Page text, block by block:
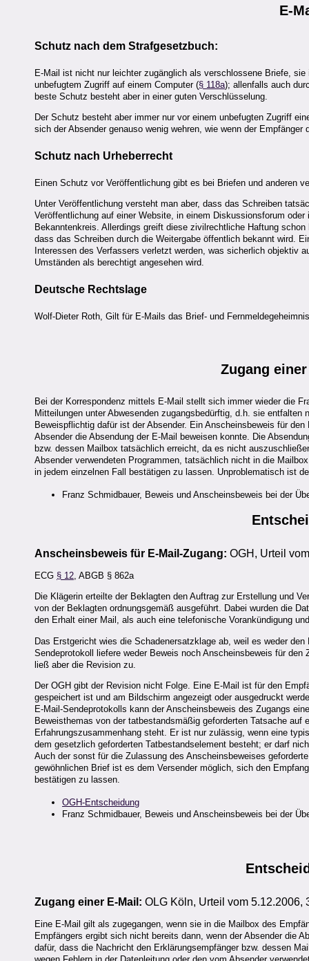
E-
Schutz nach dem Strafgesetzbuch:
E-Mail ist nicht nur leichter zugänglich als verschlossene Briefe,
unbefugtem Zugriff auf einem Computer (§ 118a); allenfalls auch
beste Schutz besteht aber in einer guten Verschlüsselung.
Der Schutz besteht aber immer nur vor einem unbefugten Zugriff
sich der Absender genauso wenig wehren, wie wenn der
Schutz nach Urheberrecht
Einen Schutz vor Veröffentlichung gibt es bei Briefen und anderen
Unter Veröffentlichung versteht man aber, dass das Schreiben
Veröffentlichung auf einer Website, in einem Diskussionsforum
Bekanntenkreis. Allerdings greift diese zivilrechtliche Haftung
dass das Schreiben durch die Weitergabe öffentlich bekannt wird.
Interessen des Verfassers verletzt werden, was sicherlich objektiv
Umständen als berechtigt angesehen wird.
Deutsche Rechtslage
Wolf-Dieter Roth, Gilt für E-Mails das Brief- und
Zugang
Bei der Korrespondenz mittels E-Mail stellt sich immer wieder die
Mitteilungen unter Abwesenden zugangsbedürftig, d.h. sie
Beweispflichtig dafür ist der Absender. Ein Anscheinsbeweis für
Absender die Absendung der E-Mail beweisen konnte. Die
bzw. dessen Mailbox tatsächlich erreicht, da es nicht
Absender verwendeten Programmen, tatsächlich nicht in die
in jedem einzelnen Fall bestätigen zu lassen. Unproblematisch ist
Franz Schmidbauer, Beweis und Anscheinsbeweis bei der
Anscheinsbeweis für E-Mail-Zugang: OGH, Urteil
ECG § 12 , ABGB § 862a
Die Klägerin erteilte der Beklagten den Auftrag zur Erstellung und
von der Beklagten ordnungsgemäß ausgeführt. Dabei wurden die
den Erhalt einer Mail, als auch eine telefonische Vorankündigung
Das Erstgericht wies die Schadenersatzklage ab, weil es weder
Sendeprotokoll liefere weder Beweis noch Anscheinsbeweis für
ließ aber die Revision zu.
Der OGH gibt der Revision nicht Folge. Eine E-Mail ist für den
gespeichert ist und am Bildschirm angezeigt oder ausgedruckt
E-Mail-Sendeprotokolls kann der Anscheinsbeweis des Zugangs
Beweisthemas von der tatbestandsmäßig geforderten Tatsache
Erfahrungszusammenhang steht. Er ist nur zulässig, wenn eine
dem gesetzlich geforderten Tatbestandselement besteht; er darf
Auch der sonst für die Zulassung des Anscheinsbeweises
gewöhnlichen Brief ist es dem Versender möglich, sich den
bestätigen zu lassen.
OGH-Entscheidung
Franz Schmidbauer, Beweis und Anscheinsbeweis bei der
Zugang einer E-Mail: OLG Köln, Urteil vom 5.12.2006,
Eine E-Mail gilt als zugegangen, wenn sie in die Mailbox des
Empfängers ergibt sich nicht bereits dann, wenn der Absender die
dafür, dass die Nachricht den Erklärungsempfänger bzw. dessen